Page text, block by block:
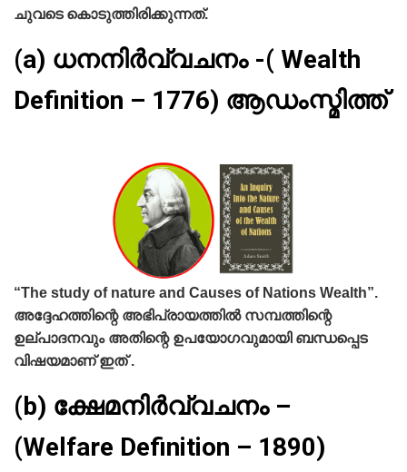
ചുവടെ കൊടുത്തിരിക്കുന്നത്‌.
(a) ധനനിര്‍വ്വചനം -( Wealth
Definition – 1776) ആഡംസ്മിത്ത്‌
“The study of nature and Causes of Nations Wealth”.
അദ്ദേഹത്തിന്റെ അഭിപ്രായത്തില്‍ സമ്പത്തിന്റെ
ഉല്പാദനവും അതിന്റെ ഉപയോഗവുമായി ബന്ധപ്പെട
വിഷയമാണ്‌ ഇത് .
(b) ക്ഷേമനിര്‍വ്വചനം –
(Welfare Definition – 1890)